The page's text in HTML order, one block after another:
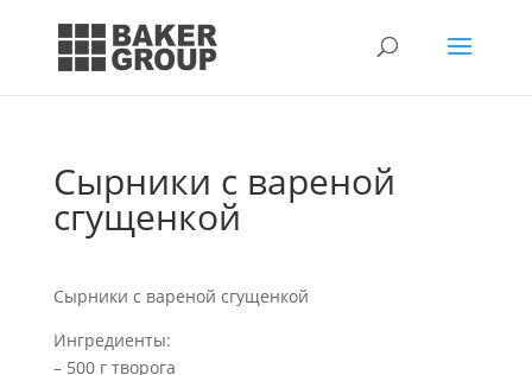
Сырники с вареной
сгущенкой
Сырники с вареной сгущенкой
Ингредиенты:
– 500 г творога